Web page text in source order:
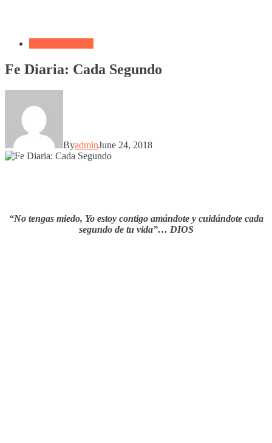
Fe Diaria: Cada Segundo
ByadminJune 24, 2018
“No tengas miedo, Yo estoy contigo amándote y cuidándote cada
segundo de tu vida”… DIOS